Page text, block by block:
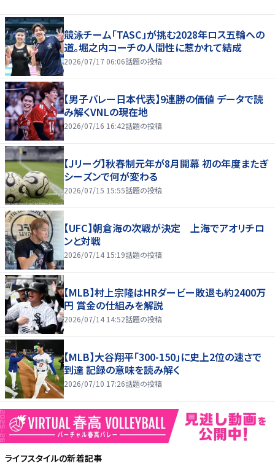
競泳チーム「TASC」が挑む2028年ロス五輪への
道。堀之内コーチの人間性に惹かれて結成
2026/07/17 06:06話題の投稿
【男子バレー日本代表】9連勝の価値 データで読
み解くVNLの現在地
2026/07/16 16:42話題の投稿
【Jリーグ】秋春制元年が8月開幕 初の年度またぎ
シーズンで何が変わる
2026/07/15 15:55話題の投稿
【UFC】朝倉海の次戦が決定 上海でアオリチロ
ンと対戦
2026/07/14 15:19話題の投稿
【MLB】村上宗隆はHRダービー敗退も約2400万
円 賞金の仕組みを解説
2026/07/14 14:52話題の投稿
【MLB】大谷翔平「300-150」に史上2位の速さで
到達 記録の意味を読み解く
2026/07/10 17:26話題の投稿
ライフスタイルの新着記事